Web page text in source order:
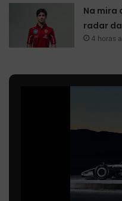
Na mira
radar
4 horas